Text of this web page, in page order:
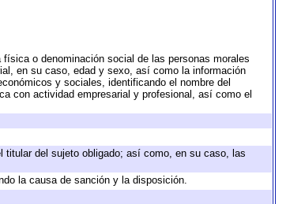
o denominación social de las personas morales
en su caso, edad y sexo, así como la información
y sociales, identificando el nombre del
con actividad empresarial y profesional, así como el
titular del sujeto obligado; así como, en su caso, las
la causa de sanción y la disposición.